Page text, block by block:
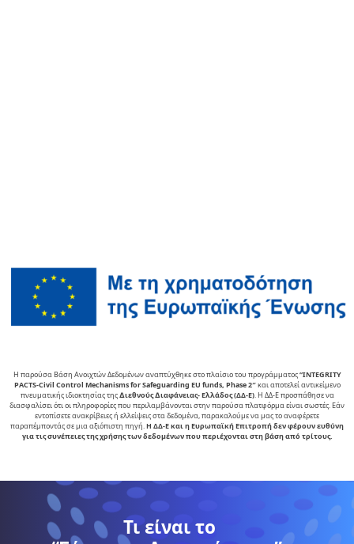
Η παρούσα Βάση Ανοιχτών Δεδομένων αναπτύχθηκε στο πλαίσιο του προγράμματος“INTEGRITY
PACTS-Civil Control Mechanisms for Safeguarding EU funds, Phase 2″και αποτελεί αντικείµενο
πνευµατικής ιδιοκτησίας της∆ιεθνούς ∆ιαφάνειας- Ελλάδος (ΔΔ-Ε). Η ΔΔ-Ε προσπάθησε να
διασφαλίσει ότι οι πληροφορίες που περιλαμβάνονται στην παρούσα πλατφόρμα είναι σωστές. Εάν
εντοπίσετε ανακρίβειες ή ελλείψεις στα δεδομένα, παρακαλούμε να μας το αναφέρετε
παραπέμποντάς σε μια αξιόπιστη πηγή.Η ΔΔ-Ε και η Ευρωπαϊκή Επιτροπή δεν φέρουν ευθύνη
για τις συνέπειες της χρήσης των δεδομένων που περιέχονται στη βάση από τρίτους.
Τι είναι το